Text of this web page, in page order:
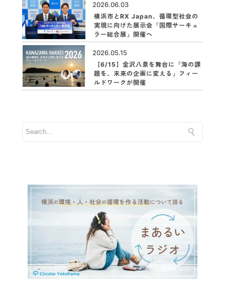
2026.06.03
横浜市とRX Japan、循環型社会の
実現に向けた展示会「国際サーキュ
ラー総合展」開催へ
2026.05.15
【6/15】金沢八景を舞台に「海の課
題を、未来の企画に変える」フィー
ルドワークが開催